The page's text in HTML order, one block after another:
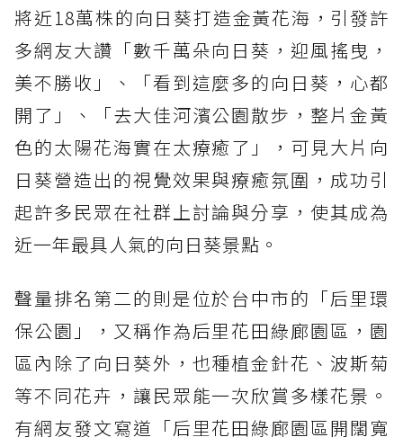
將近18萬株的向日葵打造金黃花海，引發許
多網友大讚「數千萬朵向日葵，迎風搖曳，
美不勝收」、「看到這麼多的向日葵，心都
開了」、「去大佳河濱公園散步，整片金黃
色的太陽花海實在太療癒了」，可見大片向
日葵營造出的視覺效果與療癒氛圍，成功引
起許多民眾在社群上討論與分享，使其成為
近一年最具人氣的向日葵景點。
聲量排名第二的則是位於台中市的「后里環
保公園」，又稱作為后里花田綠廊園區，園
區內除了向日葵外，也種植金針花、波斯菊
等不同花卉，讓民眾能一次欣賞多樣花景。
有網友發文寫道「后里花田綠廊園區開闊寬